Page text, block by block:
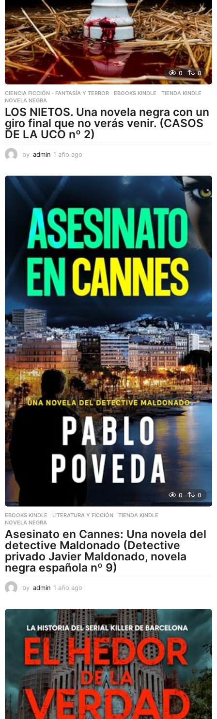
0 0
CIENCIA FICCIÓN - FANTASÍA Y TERROR ,EBOOKS KINDLE ,TIENDA KINDLE
NOVELA NEGRA
LOS NIETOS. Una novela negra con un
giro final que no verás venir. (CASOS
DE LA UCO nº 2)
by admin 1 año ago
o
0 0
EBOOKS KINDLE ,LITERATURA Y FICCIÓN ,TIENDA KINDLE
NOVELA NEGRA
Asesinato en Cannes: Una novela del
detective Maldonado (Detective
privado Javier Maldonado, novela
negra española nº 9)
by admin 1 año ago
o
a
g
o